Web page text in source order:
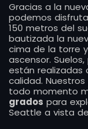
Gracias a la
podemos
150 metros del
bautizada la
cima de la torre
ascensor.
están realizadas
calidad.
todo momento
grados para
Seattle a vista